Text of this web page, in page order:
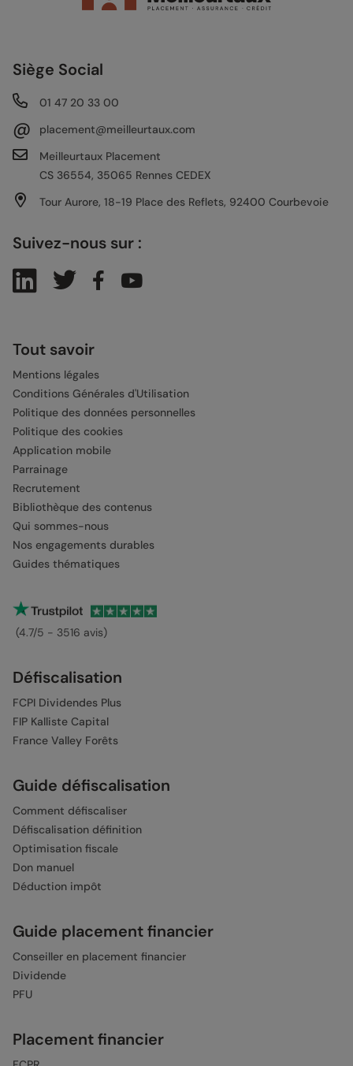
Siège Social
01 47 20 33 00
@
placement@meilleurtaux.com
Meilleurtaux Placement
CS 36554, 35065 Rennes CEDEX
Tour Aurore, 18-19 Place des Reflets, 92400 Courbevoie
Suivez-nous sur :
Tout savoir
Mentions légales
Conditions Générales d'Utilisation
Politique des données personnelles
Politique des cookies
Application mobile
Parrainage
Recrutement
Bibliothèque des contenus
Qui sommes-nous
Nos engagements durables
Guides thématiques
(4.7/5 - 3516 avis)
Défiscalisation
FCPI Dividendes Plus
FIP Kalliste Capital
France Valley Forêts
Guide défiscalisation
Comment défiscaliser
Défiscalisation définition
Optimisation fiscale
Don manuel
Déduction impôt
Guide placement financier
Conseiller en placement financier
Dividende
PFU
Placement financier